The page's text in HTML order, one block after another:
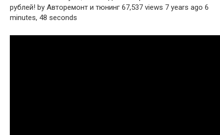
рублей! by Авторемонт и тюнинг 67,537 views 7 years ago 6
minutes, 48 seconds